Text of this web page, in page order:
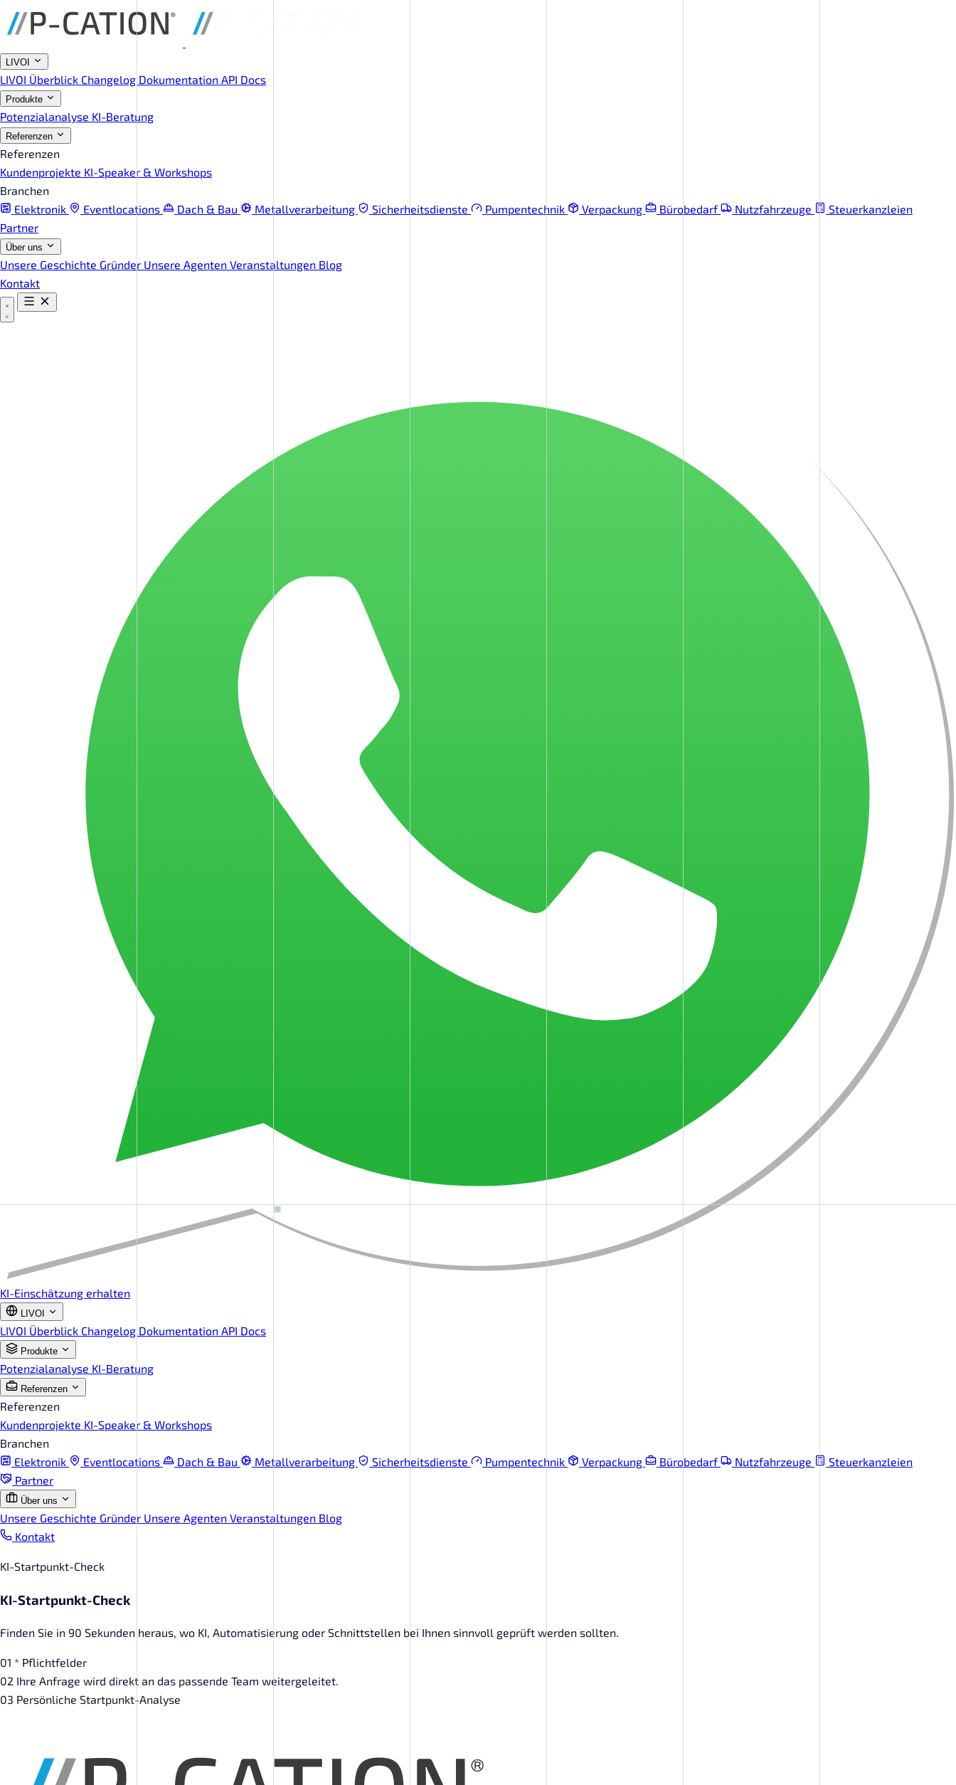
LIVOI
LIVOI Überblick Changelog Dokumentation API Docs
Produkte
Potenzialanalyse KI-Beratung
Referenzen
Referenzen
Kundenprojekte KI-Speaker & Workshops
Branchen
Elektronik
Eventlocations Dach & Bau Metallverarbeitung Sicherheitsdienste Pumpentechnik Verpackung Bürobedarf Nutzfahrzeuge
Steuerkanzleien
Partner
Über uns
Unsere Geschichte Gründer Unsere Agenten Veranstaltungen Blog
Kontakt
KI-Einschätzung erhalten
LIVOI
LIVOI Überblick Changelog Dokumentation API Docs
Produkte
Potenzialanalyse KI-Beratung
Referenzen
Referenzen
Kundenprojekte KI-Speaker & Workshops
Branchen
Elektronik
Eventlocations Dach & Bau Metallverarbeitung Sicherheitsdienste Pumpentechnik Verpackung Bürobedarf Nutzfahrzeuge
Steuerkanzleien
Partner
Über uns
Unsere Geschichte Gründer Unsere Agenten Veranstaltungen Blog
Kontakt
KI-Startpunkt-Check
KI-Startpunkt-Check
Finden Sie in 90 Sekunden heraus, wo KI, Automatisierung oder Schnittstellen bei Ihnen sinnvoll geprüft werden sollten.
01 * Pflichtfelder
02 Ihre Anfrage wird direkt an das passende Team weitergeleitet.
03 Persönliche Startpunkt-Analyse